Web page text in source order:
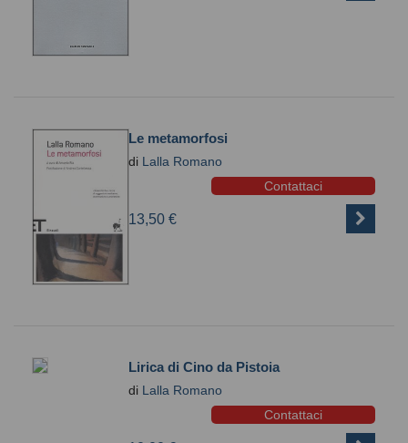
Le metamorfosi
di Lalla Romano
Contattaci
13,50 €
Lirica di Cino da Pistoia
di Lalla Romano
Contattaci